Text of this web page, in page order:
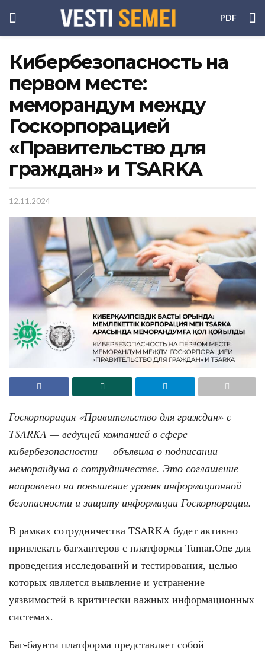
PDF
Кибербезопасность на
первом месте:
меморандум между
Госкорпорацией
«Правительство для
граждан» и TSARKA
12.11.2024
Госкорпорация «Правительство для граждан» с
TSARKA — ведущей компанией в сфере
кибербезопасности — объявила о подписании
меморандума о сотрудничестве. Это соглашение
направлено на повышение уровня информационной
безопасности и защиту информации Госкорпорации.
В рамках сотрудничества TSARKA будет активно
привлекать багхантеров с платформы Tumar.One для
проведения исследований и тестирования, целью
которых является выявление и устранение
уязвимостей в критически важных информационных
системах.
Баг-баунти платформа представляет собой